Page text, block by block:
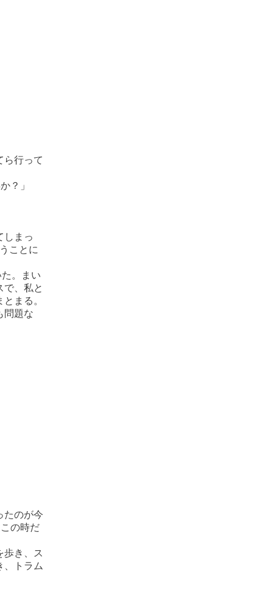
ら行って
？」
しまっ
ことに
。まい
で、私と
まる。
問題な
たのが今
の時だ
き、ス
、トラム